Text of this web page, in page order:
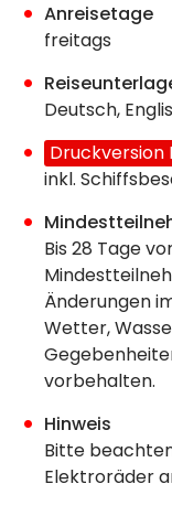
Anreisetage
freitags
Deutsch,
Druckversion
inkl.
Bis 28 Tage
Änderungen
Wetter,
vorbehalten.
Hinweis
Bitte
Elektroräder